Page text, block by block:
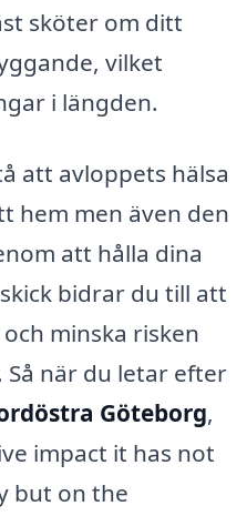
sköter om ditt
vilket
i längden.
att avloppets hälsa
hem men även den
att hålla dina
bidrar du till att
minska risken
när du letar efter
Göteborg,
impact it has not
but on the